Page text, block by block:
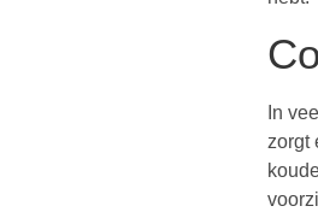
In
zorgt